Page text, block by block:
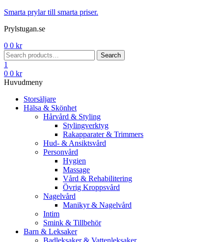
Menu
Smarta prylar till smarta priser.
Prylstugan.se
0 0 kr
Search
for:
Search
1
0 0 kr
Huvudmeny
Storsäljare
Hälsa & Skönhet
Hårvård & Styling
Stylingverktyg
Rakapparater & Trimmers
Hud- & Ansiktsvård
Personvård
Hygien
Massage
Vård & Rehabilitering
Övrig Kroppsvård
Nagelvård
Manikyr & Nagelvård
Intim
Smink & Tillbehör
Barn & Leksaker
Badleksaker & Vattenleksaker